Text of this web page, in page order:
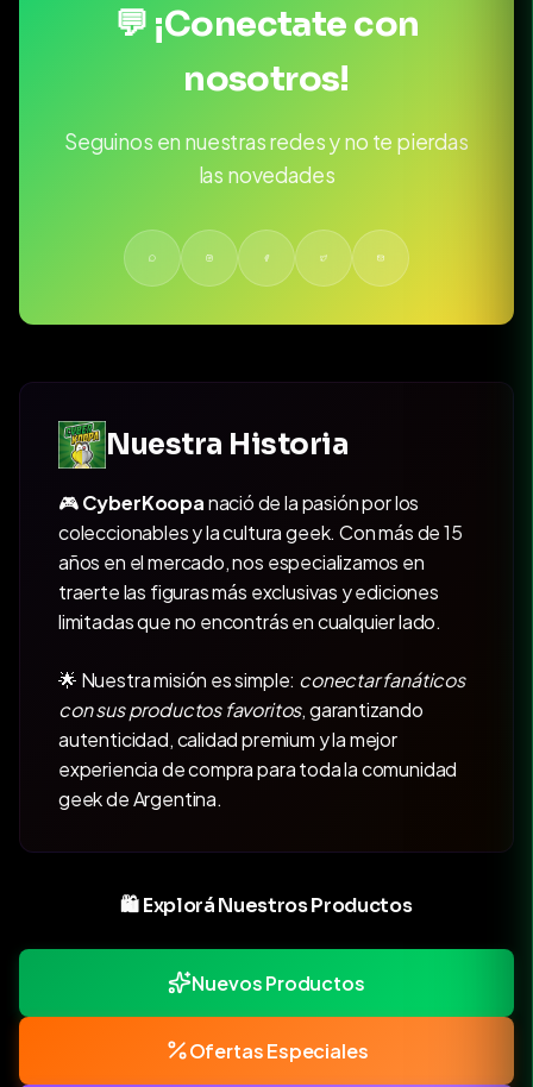
💬 ¡Conectate con
nosotros!
Seguinos en nuestras redes y no te pierdas
las novedades
Nuestra Historia
🎮CyberKoopanació de la pasión por los
coleccionables y la cultura geek. Con más de 15
años en el mercado, nos especializamos en
traerte las figuras más exclusivas y ediciones
limitadas que no encontrás en cualquier lado.
🌟 Nuestra misión es simple: conectar fanáticos
con sus productos favoritos, garantizando
autenticidad, calidad premium y la mejor
experiencia de compra para toda la comunidad
geek de Argentina.
🛍️ Explorá Nuestros Productos
Nuevos Productos
Ofertas Especiales